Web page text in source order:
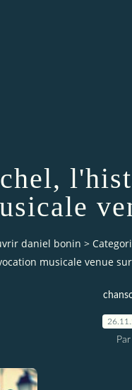
daniel bonin >
musicale venue